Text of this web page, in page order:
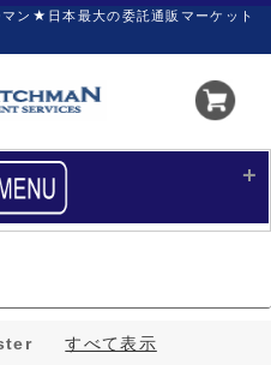
ン★日本最大の委託通販マーケット
売りたい
マイページ
すべて表示